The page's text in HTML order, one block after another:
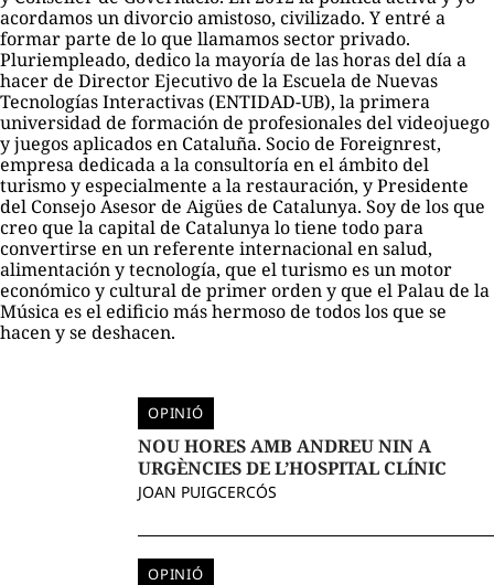
acordamos un divorcio amistoso, civilizado. Y entré a
formar parte de lo que llamamos sector privado.
Pluriempleado, dedico la mayoría de las horas del día a
hacer de Director Ejecutivo de la Escuela de Nuevas
Tecnologías Interactivas (ENTIDAD-UB), la primera
universidad de formación de profesionales del videojuego
y juegos aplicados en Cataluña. Socio de Foreignrest,
empresa dedicada a la consultoría en el ámbito del
turismo y especialmente a la restauración, y Presidente
del Consejo Asesor de Aigües de Catalunya. Soy de los que
creo que la capital de Catalunya lo tiene todo para
convertirse en un referente internacional en salud,
alimentación y tecnología, que el turismo es un motor
económico y cultural de primer orden y que el Palau de la
Música es el edificio más hermoso de todos los que se
hacen y se deshacen.
OPINIÓ
NOU HORES AMB ANDREU NIN A
URGÈNCIES DE L’HOSPITAL CLÍNIC
JOAN PUIGCERCÓS
OPINIÓ